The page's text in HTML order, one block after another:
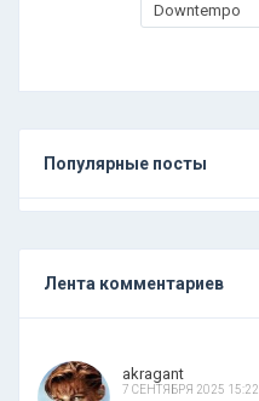
Downtempo
Популярные посты
Лента комментариев
akragant
7 СЕНТЯБРЯ 2025 15:22